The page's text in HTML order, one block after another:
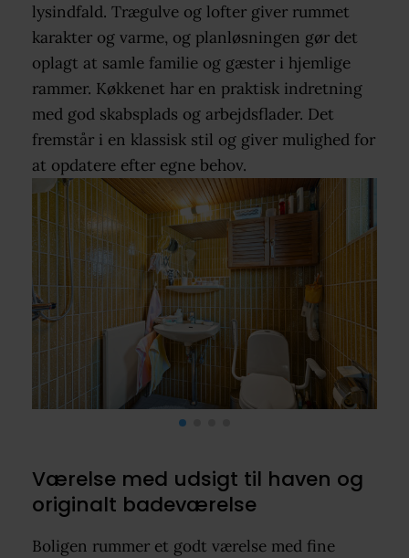
lysindfald. Trægulve og lofter giver rummet
karakter og varme, og planløsningen gør det
oplagt at samle familie og gæster i hjemlige
rammer. Køkkenet har en praktisk indretning
med god skabsplads og arbejdsflader. Det
fremstår i en klassisk stil og giver mulighed for
at opdatere efter egne behov.
Værelse med udsigt til haven og
originalt badeværelse
Boligen rummer et godt værelse med fine